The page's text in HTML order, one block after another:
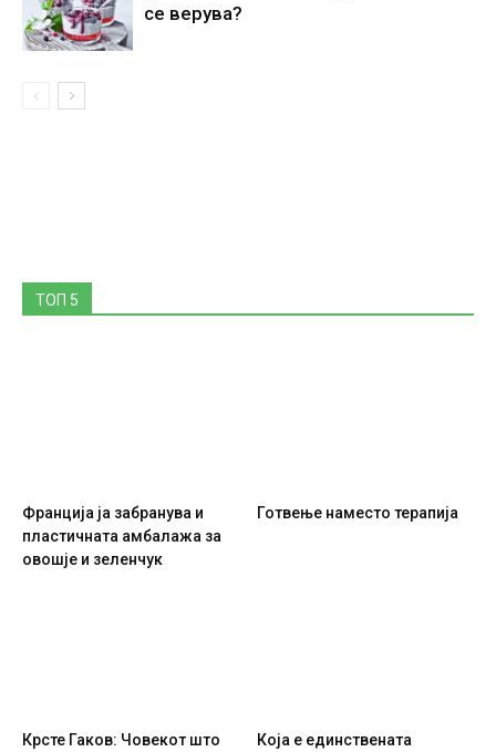
се верува?
ТОП 5
Франција ја забранува и
пластичната амбалажа за
овошје и зеленчук
Готвење наместо терапија
Крсте Гаков: Човекот што
Која е единствената